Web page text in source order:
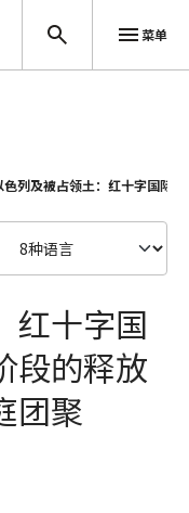
菜单
色列及被占领土：红十字国际
红十字国
段的释放
团聚